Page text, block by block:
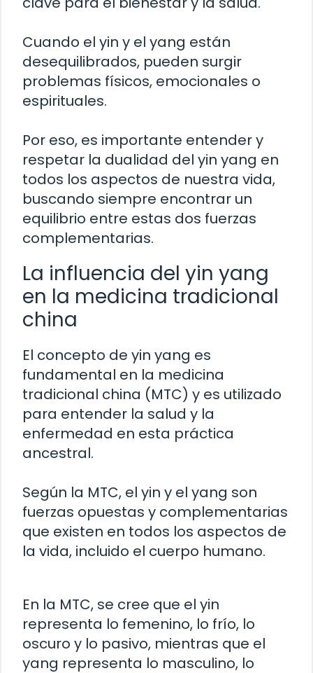
Cuando el yin y el yang están
desequilibrados, pueden surgir
problemas físicos, emocionales o
espirituales.
Por eso, es importante entender y
respetar la dualidad del yin yang en
todos los aspectos de nuestra vida,
buscando siempre encontrar un
equilibrio entre estas dos fuerzas
complementarias.
La influencia del yin yang
en la medicina tradicional
china
El concepto de yin yang es
fundamental en la medicina
tradicional china (MTC) y es utilizado
para entender la salud y la
enfermedad en esta práctica
ancestral.
Según la MTC, el yin y el yang son
fuerzas opuestas y complementarias
que existen en todos los aspectos de
la vida, incluido el cuerpo humano.
En la MTC, se cree que el yin
representa lo femenino, lo frío, lo
oscuro y lo pasivo, mientras que el
yang representa lo masculino, lo